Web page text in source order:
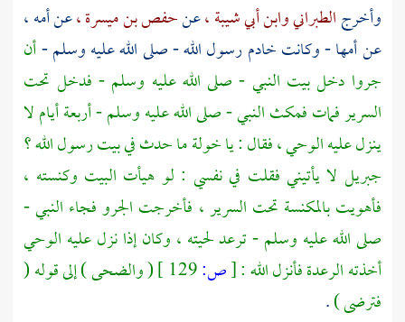
وأخرجالطبرانيوابن أبي شيبة ،عنحفص بن ميسرة ،عن أمه ،
عن أمها - وكانت خادم رسول الله - صلى الله عليه وسلم -أن
جروا دخل بيت النبي - صلى الله عليه وسلم - فدخل تحت
السرير فمات فمكث النبي - صلى الله عليه وسلم - أربعة أيام لا
ينزل عليه الوحي ، فقال : ياخولةما حدث في بيت رسول الله ؟
جبريل لا يأتيني فقلت في نفسي : لو هيأت البيت وكنسته ،
فأهويت بالمكنسة تحت السرير ، فأخرجت الجرو فجاء النبي -
صلى الله عليه وسلم - ترعد لحيته ، وكان إذا نزل عليه الوحي
أخذته الرعدة فأنزل الله :[ص:
( والضحى ) إلى قوله (
‏فترضى‏ ).